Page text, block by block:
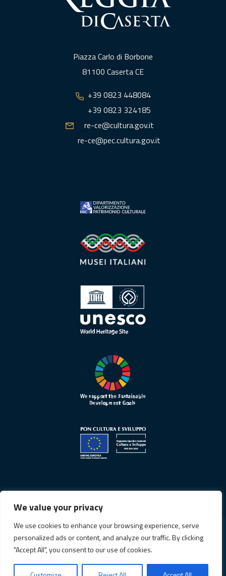
We value your privacy
We use cookies to enhance your browsing experience, serve
personalized ads or content, and analyze our traffic. By clicking
"Accept All", you consent to our use of cookies.
Piazza Carlo di Borbone
81100 Caserta CE
+39 0823 448084
+39 0823 324185
re-ce@cultura.gov.it
re-ce@pec.cultura.gov.it
Informativa sulla privacy